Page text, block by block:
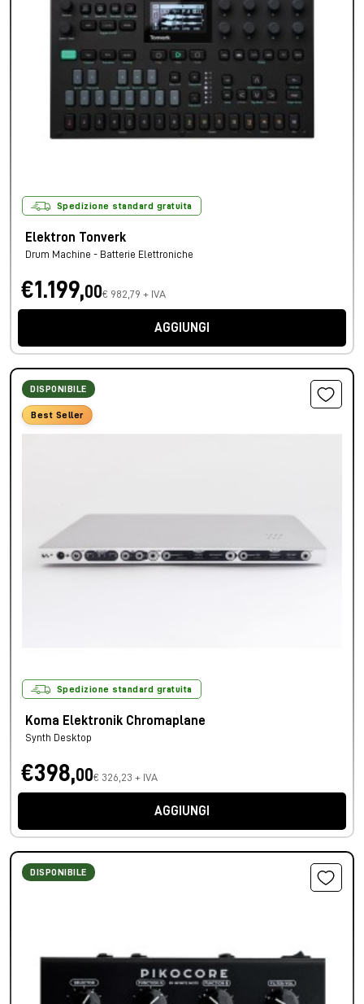
Spedizione standard gratuita
Elektron Tonverk
Drum Machine - Batterie Elettroniche
€1.199,00€ 982,79 + IVA
AGGIUNGI
DISPONIBILE
Best Seller
Spedizione standard gratuita
Koma Elektronik Chromaplane
Synth Desktop
€398,00€ 326,23 + IVA
AGGIUNGI
DISPONIBILE